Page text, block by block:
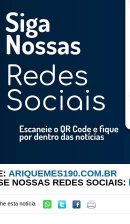
ARIQUEMES190.COM.BR
NOSSAS REDES SOCIAIS:
esta notícia